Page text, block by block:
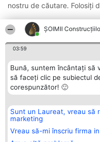
ȘOIMII
03:59
Bună, suntem încântați să
să faceți clic pe subiectul
corespunzător! 🙂
Sunt un Laureat, vreau să
marketing
Vreau să-mi înscriu firma
nostru de căutare. Folosiți
Organizator Ranking
BRIGHT SOLUTIONS BR SRL
Aleea Timisul De Sus 2 Bl. A30
Sc. A Et. 4 Ap. 13 Cod 061952